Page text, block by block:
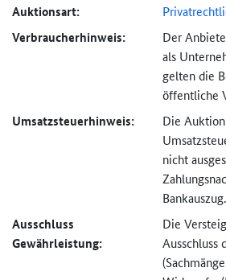
Auktionsart:
Verbraucher­hinweis:
Der
als
gelten die
öffentliche
Umsatzsteuer­hinweis:
Die
nicht
Bankauszug.
Ausschluss
Gewährleistung:
Die
Ausschluss